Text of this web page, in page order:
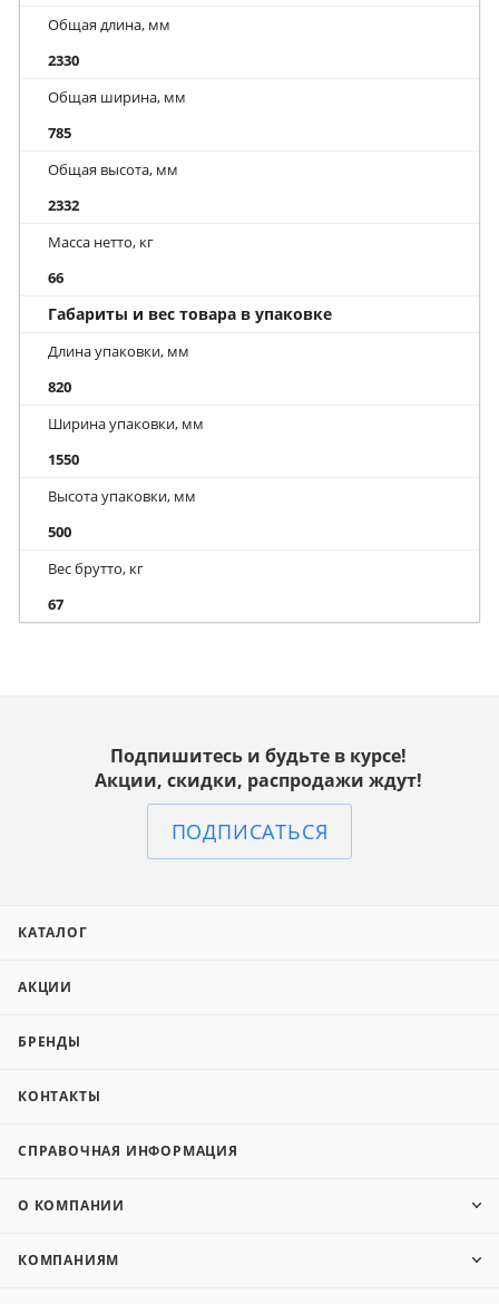
Общая длина, мм
2330
Общая ширина, мм
785
Общая высота, мм
2332
Масса нетто, кг
66
Габариты и вес товара в упаковке
Длина упаковки, мм
820
Ширина упаковки, мм
1550
Высота упаковки, мм
500
Вес брутто, кг
67
Подпишитесь и будьте в курсе!
Акции, скидки, распродажи ждут!
ПОДПИСАТЬСЯ
КАТАЛОГ
АКЦИИ
БРЕНДЫ
КОНТАКТЫ
СПРАВОЧНАЯ ИНФОРМАЦИЯ
О КОМПАНИИ
КОМПАНИЯМ